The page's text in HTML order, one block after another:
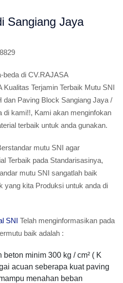
Sangiang Jaya
beda di CV.RAJASA
Terjamin Terbaik Mutu SNI
Paving Block Sangiang Jaya /
di kami!!, Kami akan menginfokan
terbaik untuk anda gunakan.
mutu SNI agar
Terbaik pada Standarisasinya,
mutu SNI sangatlah baik
yang kita Produksi untuk anda di
SNI Telah menginformasikan pada
baik adalah :
minim 300 kg / cm² ( K
acuan seberapa kuat paving
menahan beban